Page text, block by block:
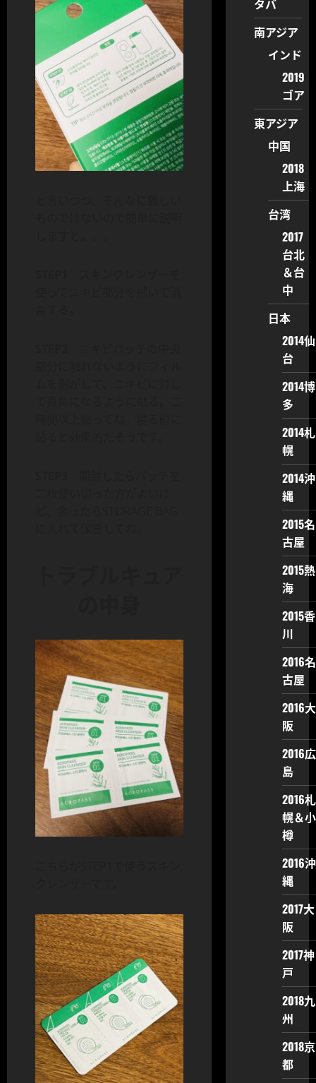
タバ
南アジア
インド
2019
ゴア
東アジア
中国
2018
上海
台湾
2017
台北
＆台
中
日本
2014仙
台
2014博
多
2014札
幌
2014沖
縄
2015名
古屋
2015熱
海
2015香
川
2016名
古屋
2016大
阪
2016広
島
2016札
幌＆小
樽
2016沖
縄
2017大
阪
2017神
戸
2018九
州
2018京
都